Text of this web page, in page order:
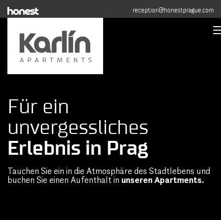
reception@honestprague.com
Buchung
Fotogalerie
Langfristige Vermietung
Kontakt
JETZT BUCHEN
+420 608 544 155
Für ein
unvergessliches
Erlebnis in Prag
Tauchen Sie ein in die Atmosphäre des Stadtlebens und
buchen Sie einen Aufenthalt in unseren Apartments.